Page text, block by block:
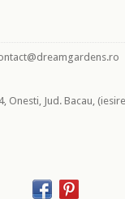
Onesti, Jud. Bacau,